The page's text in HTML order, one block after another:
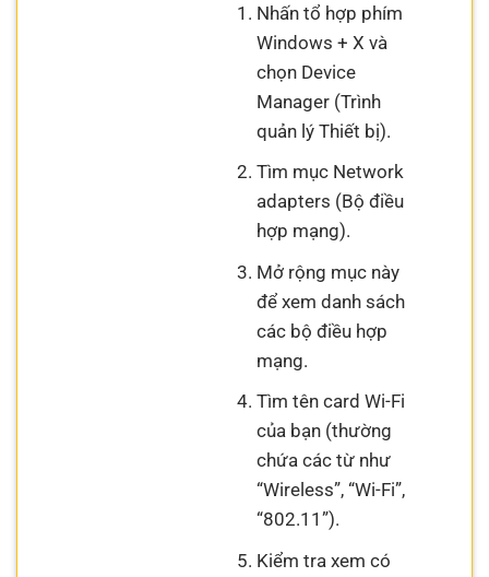
Nhấn tổ hợp phím
Windows + X và
chọn Device
Manager (Trình
quản lý Thiết bị).
Tìm mục Network
adapters (Bộ điều
hợp mạng).
Mở rộng mục này
để xem danh sách
các bộ điều hợp
mạng.
Tìm tên card Wi-Fi
của bạn (thường
chứa các từ như
“Wireless”, “Wi-Fi”,
“802.11”).
Kiểm tra xem có